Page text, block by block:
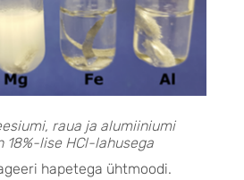
raua ja alumiiniumi
18%-lise HCl-lahusega
hapetega ühtmoodi.